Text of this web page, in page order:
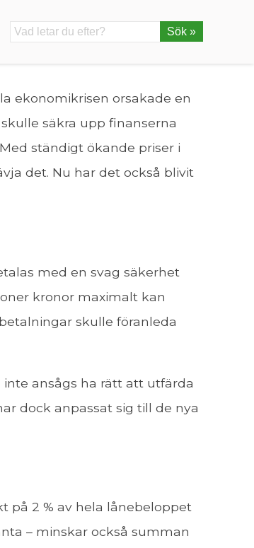
Sök »
ekonomikrisen orsakade en
säkra upp finanserna
ständigt ökande priser i
det. Nu har det också blivit
med en svag säkerhet
kronor maximalt kan
skulle föranleda
ansågs ha rätt att utfärda
dock anpassat sig till de nya
på 2 % av hela lånebeloppet
– minskar också summan